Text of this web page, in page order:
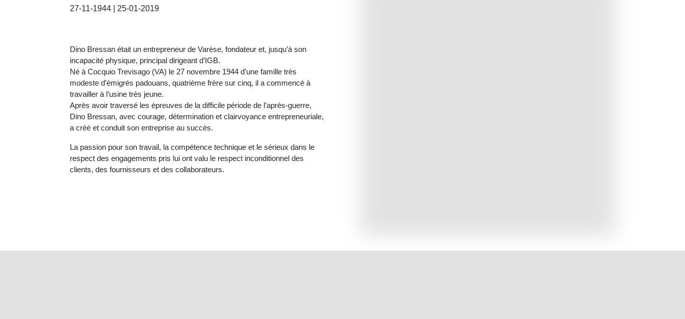
27-11-1944 | 25-01-2019
Dino Bressan était un entrepreneur de Varèse, fondateur et, jusqu’à son
incapacité physique, principal dirigeant d’IGB.
Né à Cocquio Trevisago (VA) le 27 novembre 1944 d’une famille très
modeste d’émigrés padouans, quatrième frère sur cinq, il a commencé à
travailler à l’usine très jeune.
Après avoir traversé les épreuves de la difficile période de l’après-guerre,
Dino Bressan, avec courage, détermination et clairvoyance entrepreneuriale,
a créé et conduit son entreprise au succès.
La passion pour son travail, la compétence technique et le sérieux dans le
respect des engagements pris lui ont valu le respect inconditionnel des
clients, des fournisseurs et des collaborateurs.